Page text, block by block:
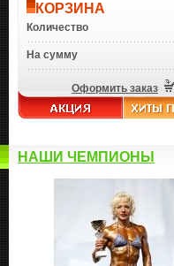
КОРЗИНА
Количество
На сумму
Оформить заказ
НАШИ ЧЕМПИОНЫ